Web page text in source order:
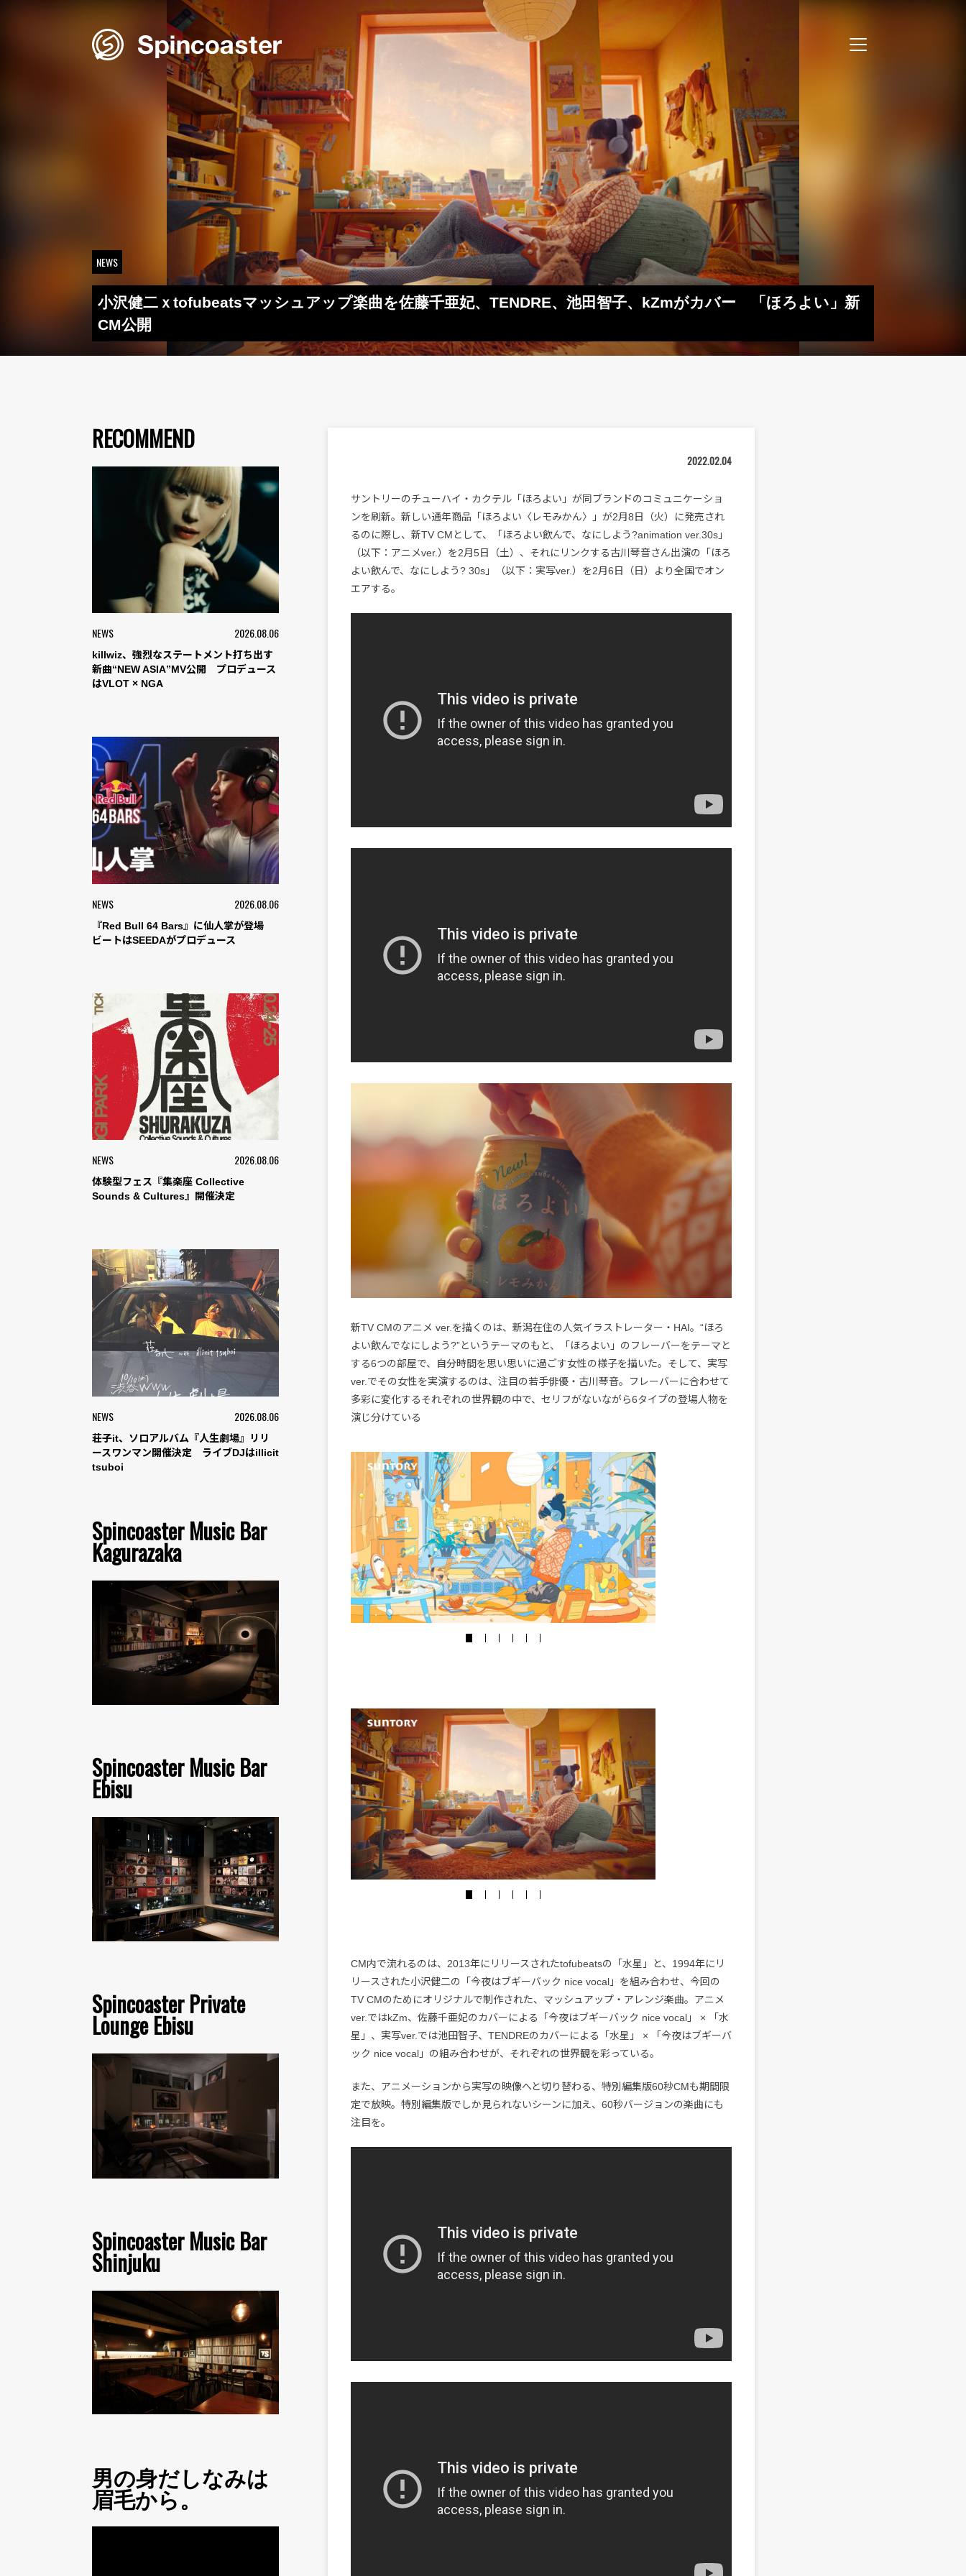
NEWS
小沢健二ｘtofubeatsマッシュアップ楽曲を佐藤千亜妃、TENDRE、池田智子、kZmがカバー 「ほろよい」新
CM公開
RECOMMEND
NEWS 2026.08.06
killwiz、強烈なステートメント打ち出す
新曲“NEW ASIA”MV公開 プロデュース
はVLOT × NGA
NEWS 2026.08.06
『Red Bull 64 Bars』に仙人掌が登場
ビートはSEEDAがプロデュース
NEWS 2026.08.06
体験型フェス『集楽座 Collective
Sounds & Cultures』開催決定
NEWS 2026.08.06
荘子it、ソロアルバム『人生劇場』リリ
ースワンマン開催決定 ライブDJはillicit
tsuboi
Spincoaster Music Bar
Kagurazaka
Spincoaster Music Bar
Ebisu
Spincoaster Private
Lounge Ebisu
Spincoaster Music Bar
Shinjuku
男の身だしなみは
眉毛から。
2022.02.04
サントリーのチューハイ・カクテル「ほろよい」が同ブランドのコミュニケーショ
ンを刷新。新しい通年商品「ほろよい〈レモみかん〉」が2月8日（火）に発売され
るのに際し、新TV CMとして、「ほろよい飲んで、なにしよう?animation ver.30s」
（以下：アニメver.）を2月5日（土）、それにリンクする古川琴音さん出演の「ほろ
よい飲んで、なにしよう? 30s」（以下：実写ver.）を2月6日（日）より全国でオン
エアする。
新TV CMのアニメ ver.を描くのは、新潟在住の人気イラストレーター・HAI。“ほろ
よい飲んでなにしよう?”というテーマのもと、「ほろよい」のフレーバーをテーマと
する6つの部屋で、自分時間を思い思いに過ごす女性の様子を描いた。そして、実写
ver.でその女性を実演するのは、注目の若手俳優・古川琴音。フレーバーに合わせて
多彩に変化するそれぞれの世界観の中で、セリフがないながら6タイプの登場人物を
演じ分けている
CM内で流れるのは、2013年にリリースされたtofubeatsの「水星」と、1994年にリ
リースされた小沢健二の「今夜はブギーバック nice vocal」を組み合わせ、今回の
TV CMのためにオリジナルで制作された、マッシュアップ・アレンジ楽曲。アニメ
ver.ではkZm、佐藤千亜妃のカバーによる「今夜はブギーバック nice vocal」 × 「水
星」、実写ver.では池田智子、TENDREのカバーによる「水星」 × 「今夜はブギーバ
ック nice vocal」の組み合わせが、それぞれの世界観を彩っている。
また、アニメーションから実写の映像へと切り替わる、特別編集版60秒CMも期間限
定で放映。特別編集版でしか見られないシーンに加え、60秒バージョンの楽曲にも
注目を。